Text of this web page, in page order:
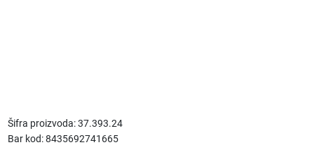
Bar kod:8435692741665
Šifra proizvoda:37.393.24